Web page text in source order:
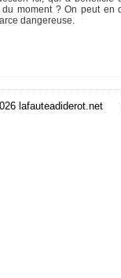
moment ? On peut
dangereuse.
lafauteadiderot.net